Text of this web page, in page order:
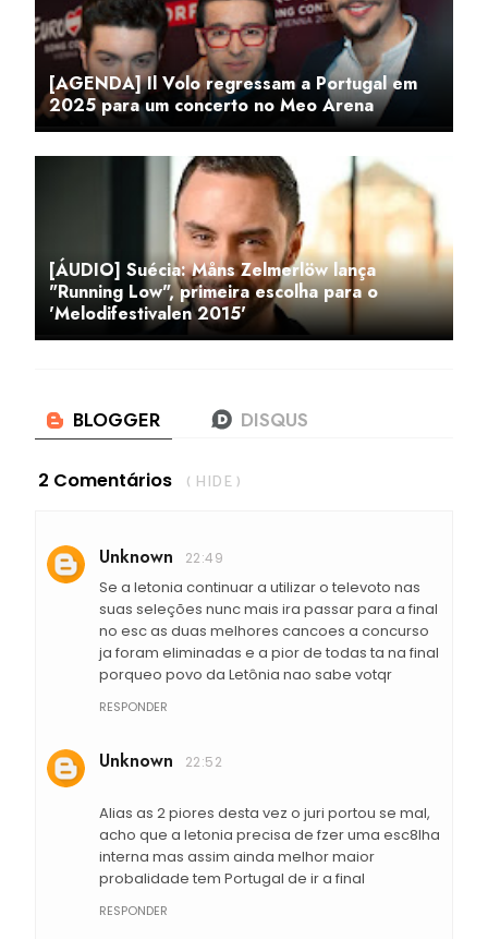
[AGENDA] Il Volo regressam a Portugal em
2025 para um concerto no Meo Arena
[ÁUDIO] Suécia: Måns Zelmerlöw lança
"Running Low", primeira escolha para o
'Melodifestivalen 2015'
2 Comentários ( HIDE )
Unknown 22:49
Se a letonia continuar a utilizar o televoto nas
suas seleções nunc mais ira passar para a final
no esc as duas melhores cancoes a concurso
ja foram eliminadas e a pior de todas ta na final
porqueo povo da Letônia nao sabe votqr
RESPONDER
Unknown 22:52
Alias as 2 piores desta vez o juri portou se mal,
acho que a letonia precisa de fzer uma esc8lha
interna mas assim ainda melhor maior
probalidade tem Portugal de ir a final
RESPONDER